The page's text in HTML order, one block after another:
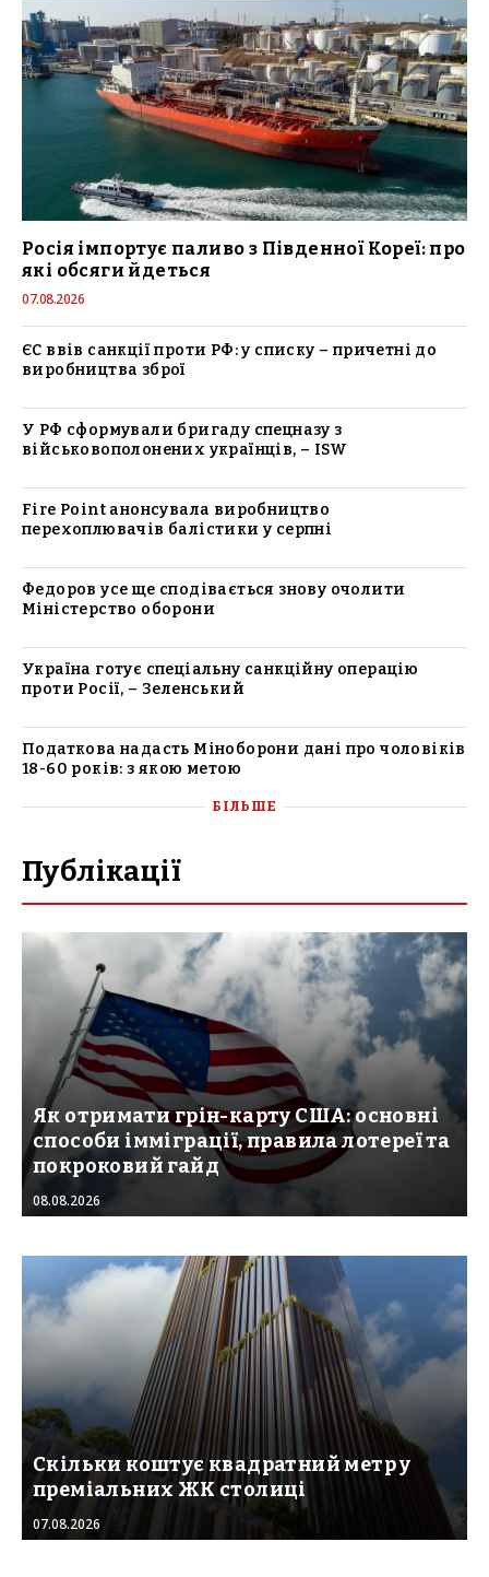
Росія імпортує паливо з Південної Кореї: про
які обсяги йдеться
07.08.2026
ЄС ввів санкції проти РФ: у списку – причетні до
виробництва зброї
У РФ сформували бригаду спецназу з
військовополонених українців, – ISW
Fire Point анонсувала виробництво
перехоплювачів балістики у серпні
Федоров усе ще сподівається знову очолити
Міністерство оборони
Україна готує спеціальну санкційну операцію
проти Росії, – Зеленський
Податкова надасть Міноборони дані про чоловіків
18-60 років: з якою метою
БІЛЬШЕ
Публікації
Як отримати грін-карту США: основні
способи імміграції, правила лотереї та
покроковий гайд
08.08.2026
Скільки коштує квадратний метр у
преміальних ЖК столиці
07.08.2026